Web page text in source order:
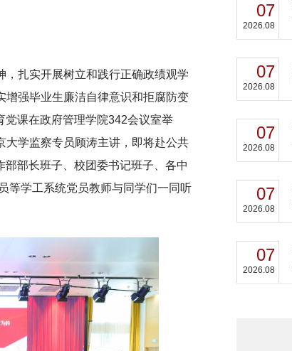
，扎实开展树立和践行正确政绩观学
增强毕业生廉洁自律意识和拒腐防变
课在政府管理学院342会议室举
大学监察专员顾涛主讲，即将赴公共
部长班子、校团委书记班子、各中
等学工系统党员教师与同学们一同听
07
2026.08
07
2026.08
07
2026.08
07
2026.08
07
2026.08